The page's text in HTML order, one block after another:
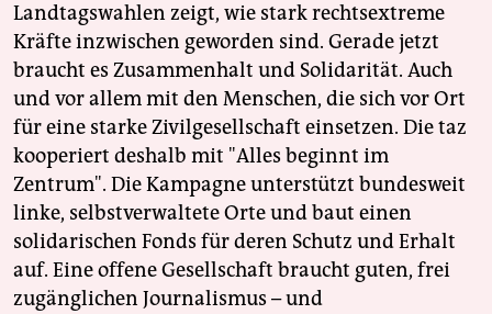
Landtagswahlen zeigt, wie stark rechtsextreme
Kräfte inzwischen geworden sind. Gerade jetzt
braucht es Zusammenhalt und Solidarität. Auch
und vor allem mit den Menschen, die sich vor Ort
für eine starke Zivilgesellschaft einsetzen. Die taz
kooperiert deshalb mit "Alles beginnt im
Zentrum". Die Kampagne unterstützt bundesweit
linke, selbstverwaltete Orte und baut einen
solidarischen Fonds für deren Schutz und Erhalt
auf. Eine offene Gesellschaft braucht guten, frei
zugänglichen Journalismus – und